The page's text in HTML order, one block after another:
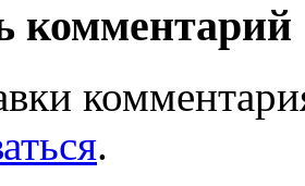
комментарий
.